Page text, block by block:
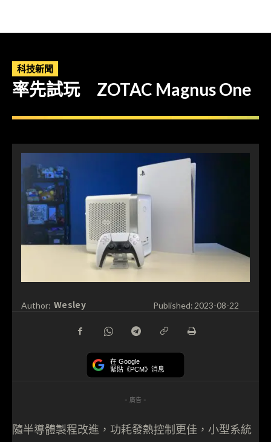
科技新聞
率先試玩 ZOTAC Magnus One
Author: Wesley Published: 2023-08-22
在 Google
緊貼《PCM》消息
- 廣告 -
隨半導體製程改進，功耗發熱控制更佳，小型系統